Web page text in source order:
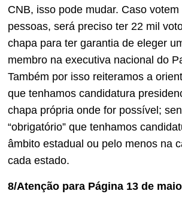
CNB, isso pode mudar. Caso votem
pessoas, será preciso ter 22 mil
chapa para ter garantia de eleger
membro na executiva nacional do
Também por isso reiteramos a
que tenhamos candidatura
chapa própria onde for possível;
“obrigatório” que tenhamos
âmbito estadual ou pelo menos na
cada estado.
8/Atenção para Página 13 de maio